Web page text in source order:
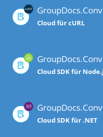
Cloud für cURL
Cloud SDK für
Cloud SDK für .NET